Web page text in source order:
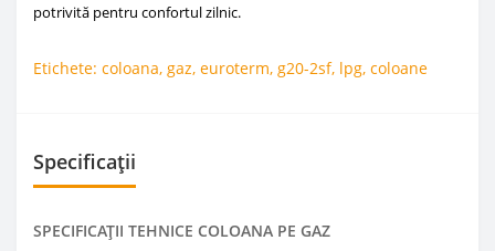
potrivită pentru confortul zilnic.
Etichete: coloana, gaz, euroterm, g20-2sf, lpg, coloane
Specificații
SPECIFICAŢII TEHNICE COLOANA PE GAZ